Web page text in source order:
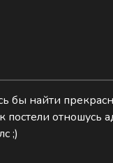
бы найти
постели
;)